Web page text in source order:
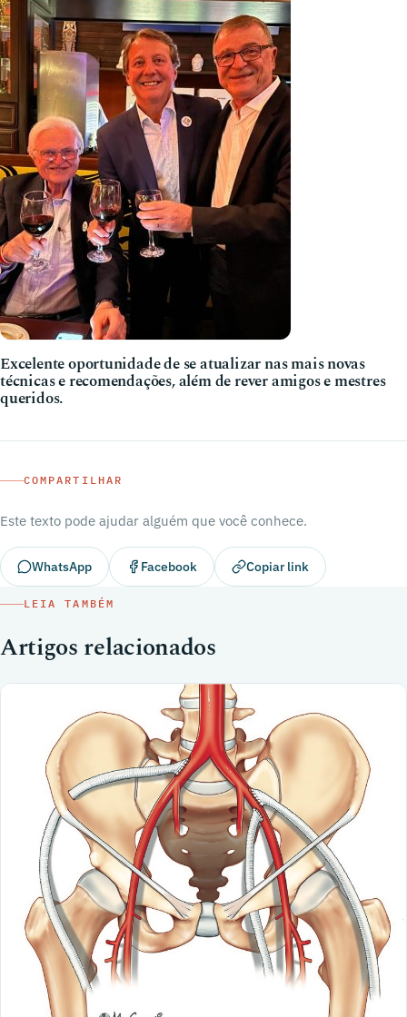
Excelente oportunidade de se atualizar nas mais novas
técnicas e recomendações, além de rever amigos e mestres
queridos.
COMPARTILHAR
Este texto pode ajudar alguém que você conhece.
WhatsApp Facebook Copiar link
LEIA TAMBÉM
Artigos relacionados